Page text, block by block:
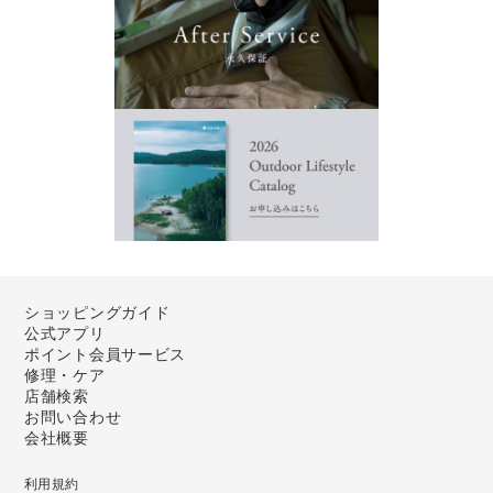
ショッピングガイド
公式アプリ
ポイント会員サービス
修理・ケア
店舗検索
お問い合わせ
会社概要
利用規約